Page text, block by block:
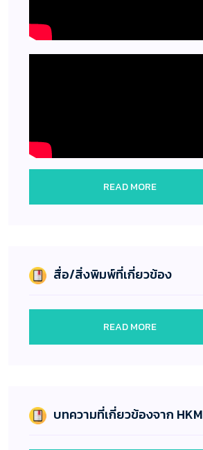
READ MORE
สื่อ/สิ่งพิมพ์ที่เกี่ยวข้อง
READ MORE
บทความที่เกี่ยวข้องจาก HKM